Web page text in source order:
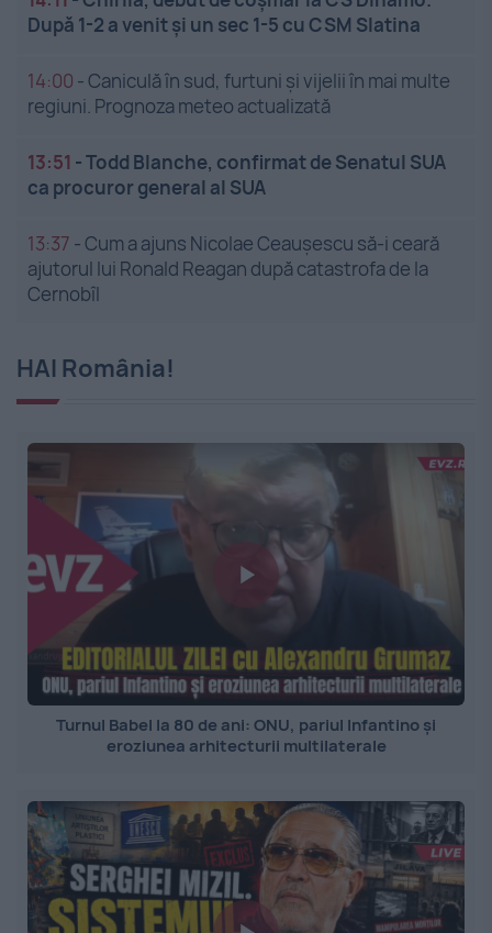
După 1-2 a venit și un sec 1-5 cu CSM Slatina
14:00 -Caniculă în sud, furtuni și vijelii în mai multe
regiuni. Prognoza meteo actualizată
13:51 -Todd Blanche, confirmat de Senatul SUA
ca procuror general al SUA
13:37 -Cum a ajuns Nicolae Ceaușescu să-i ceară
ajutorul lui Ronald Reagan după catastrofa de la
Cernobîl
HAI România!
Turnul Babel la 80 de ani: ONU, pariul Infantino și
eroziunea arhitecturii multilaterale